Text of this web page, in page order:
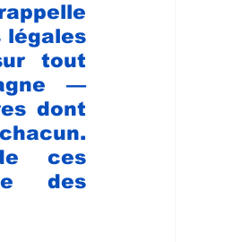
légales
tout
—
dont
ces
des